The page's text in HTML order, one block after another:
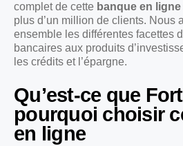
complet de cette banque en ligne
plus d’un million de clients. Nous
ensemble les différentes facettes
bancaires aux produits
les crédits et l’épargne.
Qu’est-ce que
pourquoi choisir
en ligne